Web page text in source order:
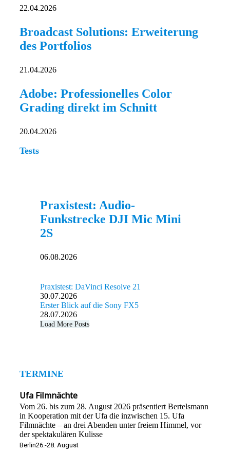
22.04.2026
Broadcast Solutions: Erweiterung
des Portfolios
21.04.2026
Adobe: Professionelles Color
Grading direkt im Schnitt
20.04.2026
Tests
Praxistest: Audio-
Funkstrecke DJI Mic Mini
2S
06.08.2026
Praxistest: DaVinci Resolve 21
30.07.2026
Erster Blick auf die Sony FX5
28.07.2026
Load More Posts
TERMINE
Ufa Filmnächte
Vom 26. bis zum 28. August 2026 präsentiert Bertelsmann
in Kooperation mit der Ufa die inzwischen 15. Ufa
Filmnächte – an drei Abenden unter freiem Himmel, vor
der spektakulären Kulisse
Berlin26.-28. August